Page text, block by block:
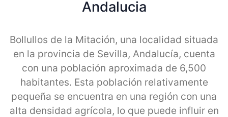
Andalucia
Bollullos de la Mitación, una localidad situada
en la provincia de Sevilla, Andalucía, cuenta
con una población aproximada de 6,500
habitantes. Esta población relativamente
pequeña se encuentra en una región con una
alta densidad agrícola, lo que puede influir en